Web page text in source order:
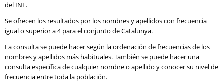
del INE.
Se ofrecen los resultados por los nombres y apellidos con frecuencia
igual o superior a 4 para el conjunto de Catalunya.
La consulta se puede hacer según la ordenación de frecuencias de los
nombres y apellidos más habituales. También se puede hacer una
consulta específica de cualquier nombre o apellido y conocer su nivel de
frecuencia entre toda la población.